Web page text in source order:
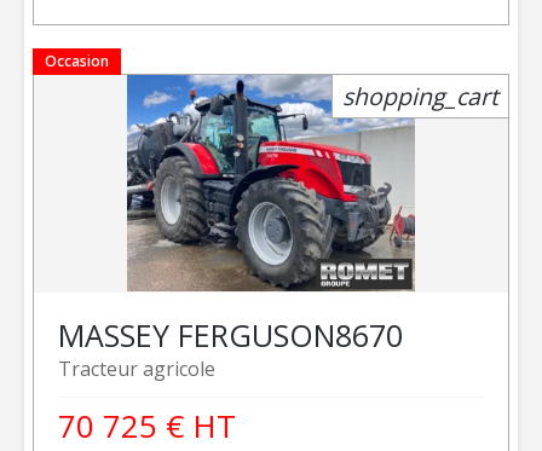
Occasion
Tracteur agricole
MASSEY FERGUSON8670
70 725 € HT
shopping_cart